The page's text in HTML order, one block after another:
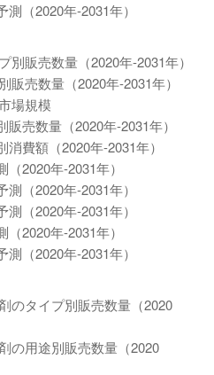
（2020年-2031年）
販売数量（2020年-2031年）
売数量（2020年-2031年）
場規模
売数量（2020年-2031年）
費額（2020年-2031年）
2020年-2031年）
（2020年-2031年）
（2020年-2031年）
2020年-2031年）
（2020年-2031年）
のタイプ別販売数量（2020
の用途別販売数量（2020